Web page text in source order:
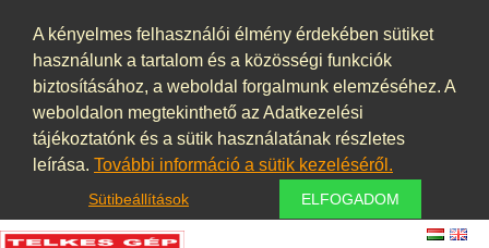
A kényelmes felhasználói élmény érdekében sütiket
használunk a tartalom és a közösségi funkciók
biztosításához, a weboldal forgalmunk elemzéséhez. A
weboldalon megtekinthető az Adatkezelési
tájékoztatónk és a sütik használatának részletes
leírása. További információ a sütik kezeléséről.
Sütibeállítások ELFOGADOM
ÉLELMISZERIPAR, KONYHAI
BERENDEZÉSEK (6)
ELSZÍVÓ BERENDEZÉSEK,
PORELSZÍVÓ BERENDEZÉSEK,
PORSZŰRŐK, PORLEVÁLASZTÓK,
PORKAMRÁK (25)
ÉPÍTŐIPAR (14)